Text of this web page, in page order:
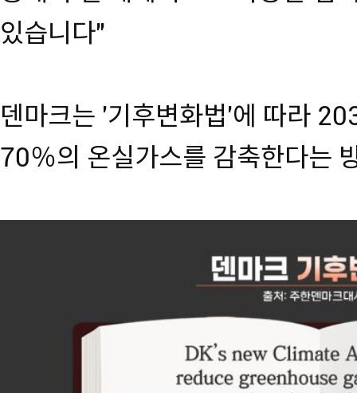
있습니다"
덴마크는 '기후변화법'에 따라
70％의 온실가스를 감축한다는